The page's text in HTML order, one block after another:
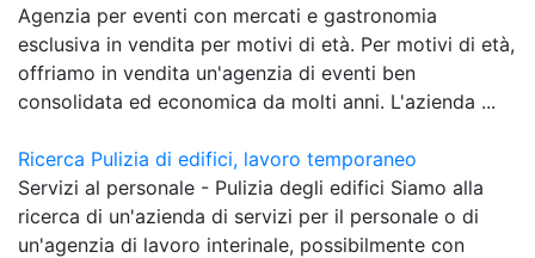
Agenzia per eventi con mercati e gastronomia
esclusiva in vendita per motivi di età. Per motivi di età,
offriamo in vendita un'agenzia di eventi ben
consolidata ed economica da molti anni. L'azienda ...
Ricerca Pulizia di edifici, lavoro temporaneo
Servizi al personale - Pulizia degli edifici Siamo alla
ricerca di un'azienda di servizi per il personale o di
un'agenzia di lavoro interinale, possibilmente con